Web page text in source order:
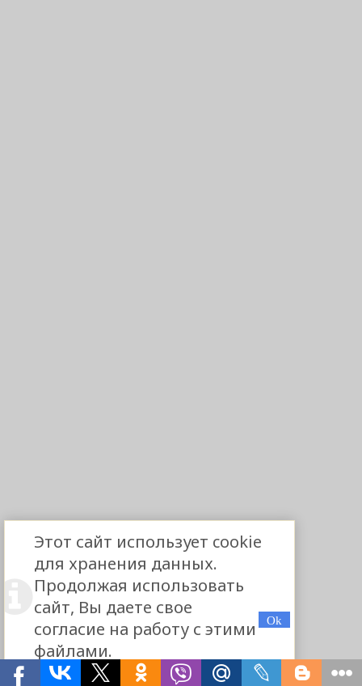
Этот сайт использует cookie
для хранения данных.
Продолжая использовать
сайт, Вы даете свое
согласие на работу с этими
файлами.